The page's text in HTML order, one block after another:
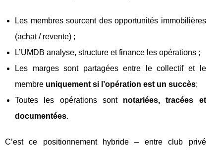
Les membres sourcent des opportunités immobilières
(achat / revente) ;
L’UMDB analyse, structure et finance les opérations ;
Les marges sont partagées entre le collectif et le
membre uniquement si l’opération est un succès;
Toutes les opérations sont notariées, tracées et
documentées.
C’est ce positionnement hybride – entre club privé